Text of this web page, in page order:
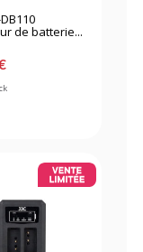
de batterie...